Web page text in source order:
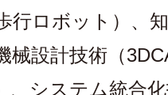
行ロボット）、
械設計技術（
、システム統合